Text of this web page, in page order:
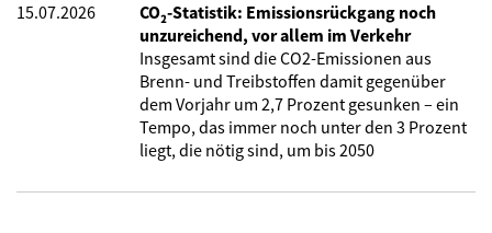
15.07.2026
CO₂-Statistik: Emissionsrückgang noch
unzureichend, vor allem im Verkehr
Insgesamt sind die CO2-Emissionen aus
Brenn- und Treibstoffen damit gegenüber
dem Vorjahr um 2,7 Prozent gesunken – ein
Tempo, das immer noch unter den 3 Prozent
liegt, die nötig sind, um bis 2050